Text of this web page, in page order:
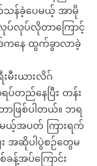
သန်ခဲ့ပေမယ့် အာမို
ပ်လုပ်လိုတာကြောင့်
နေ ထွက်ခွာလာခဲ့
မီးယားလိဂ်
ပ်တည်နေပြီး တန်း
ဖြစ်ပါတယ်။ ဘရ
မယ့်အပတ် ကြားရက်
း အဆိုပါပွဲစဉ်တွေမ
န့်အပ်ကြောင်း